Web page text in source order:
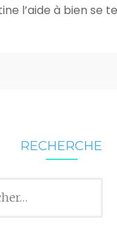
l’aide à bien se
RECHERCHE